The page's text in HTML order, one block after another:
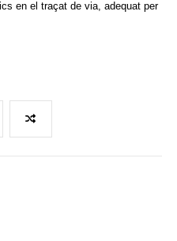
en el traçat de via, adequat per